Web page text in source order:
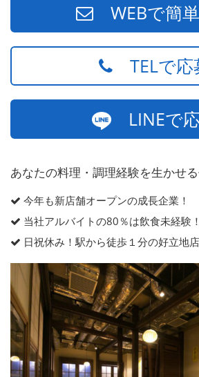
WEBで簡
TELで応
LINEで
あなたの料理・調理経験を生かせる
今年も新店舗オープンの成長企業！
当社アルバイトの80％は飲食未経験！
日祝休み！駅から徒歩１分の好立地